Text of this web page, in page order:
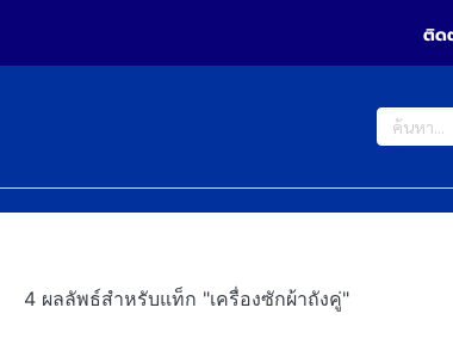
ติด
4 ผลลัพธ์สำหรับแท็ก "เครื่องซักผ้าถังคู่"